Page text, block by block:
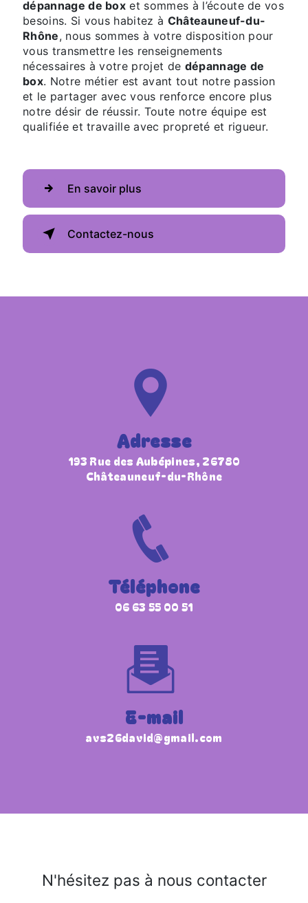
dépannage de box et sommes à l’écoute de vos
besoins. Si vous habitez à Châteauneuf-du-
Rhône, nous sommes à votre disposition pour
vous transmettre les renseignements
nécessaires à votre projet de dépannage de
box. Notre métier est avant tout notre passion
et le partager avec vous renforce encore plus
notre désir de réussir. Toute notre équipe est
qualifiée et travaille avec propreté et rigueur.
En savoir plus
Contactez-nous
Adresse
193 Rue des Aubépines, 26780
Châteauneuf-du-Rhône
Téléphone
06 63 55 00 51
E-mail
avs26david@gmail.com
N'hésitez pas à nous contacter